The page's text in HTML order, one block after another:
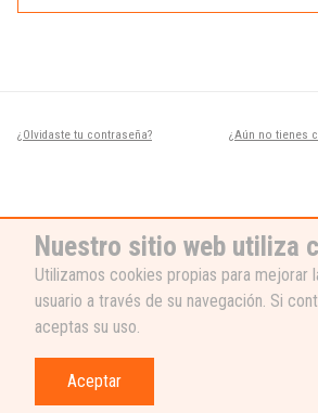
¿Olvidaste tu contraseña? ¿Aún no tienes
Nuestro sitio web utiliza
Utilizamos cookies propias para mejorar
usuario a través de su navegación. Si
aceptas su uso.
Aceptar
¿NECESITAS AYUDA?
Nuestro equipo de soporte está listo